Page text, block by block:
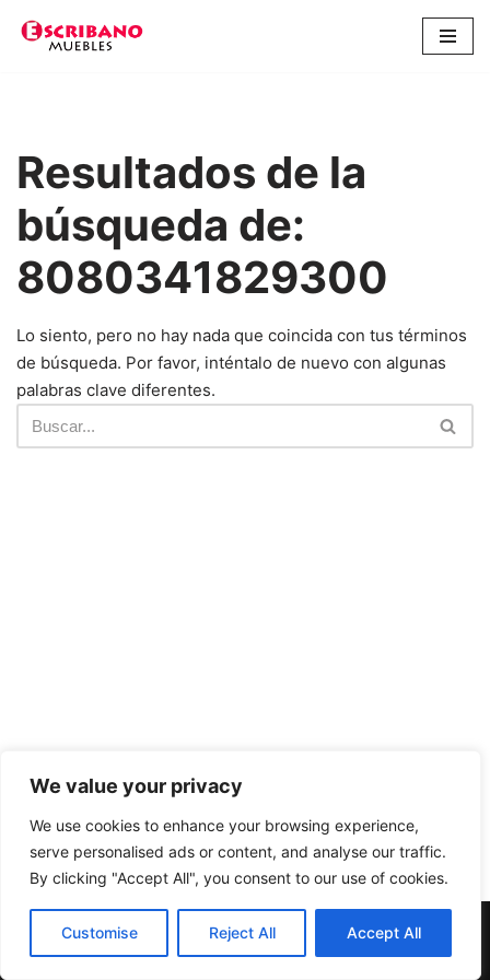
We value your privacy
We use cookies to enhance your browsing experience,
serve personalised ads or content, and analyse our traffic.
By clicking "Accept All", you consent to our use of cookies.
Customise Reject All Accept All
Resultados de la
búsqueda de:
8080341829300
Lo siento, pero no hay nada que coincida con tus términos
de búsqueda. Por favor, inténtalo de nuevo con algunas
palabras clave diferentes.
| Telf:957137396 | 14412 Pedroche (Córdoba)